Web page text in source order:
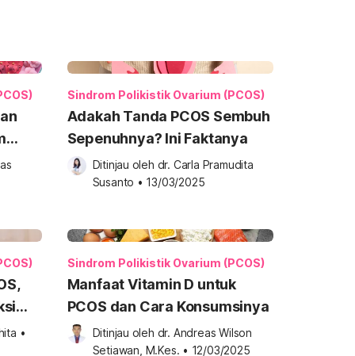
Sindrom Polikistik Ovarium (PCOS)
Adakah Tanda PCOS Sembuh
Sepenuhnya? Ini Faktanya
Ditinjau oleh dr. Carla Pramudita
Susanto • 13/03/2025
•
Sindrom Polikistik Ovarium (PCOS)
Manfaat Vitamin D untuk
PCOS dan Cara Konsumsinya
Ditinjau oleh dr. Andreas Wilson
Setiawan, M.Kes. • 12/03/2025